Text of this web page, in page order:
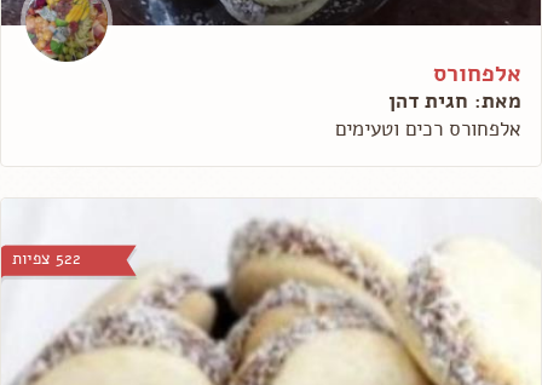
אלפחורס
מאת: חגית דהן
אלפחורס רכים וטעימים
522 צפיות